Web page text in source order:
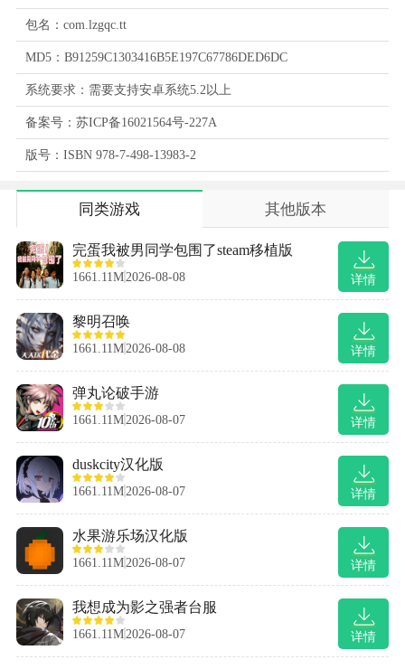
包名：com.lzgqc.tt
MD5：B91259C1303416B5E197C67786DED6DC
系统要求：需要支持安卓系统5.2以上
备案号：苏ICP备16021564号-227A
版号：ISBN 978-7-498-13983-2
同类游戏 其他版本
详情
完蛋我被男同学包围了steam移植版
1661.11M 2026-08-08
详情
黎明召唤
1661.11M 2026-08-08
详情
弹丸论破手游
1661.11M 2026-08-07
详情
duskcity汉化版
1661.11M 2026-08-07
详情
水果游乐场汉化版
1661.11M 2026-08-07
详情
我想成为影之强者台服
1661.11M 2026-08-07